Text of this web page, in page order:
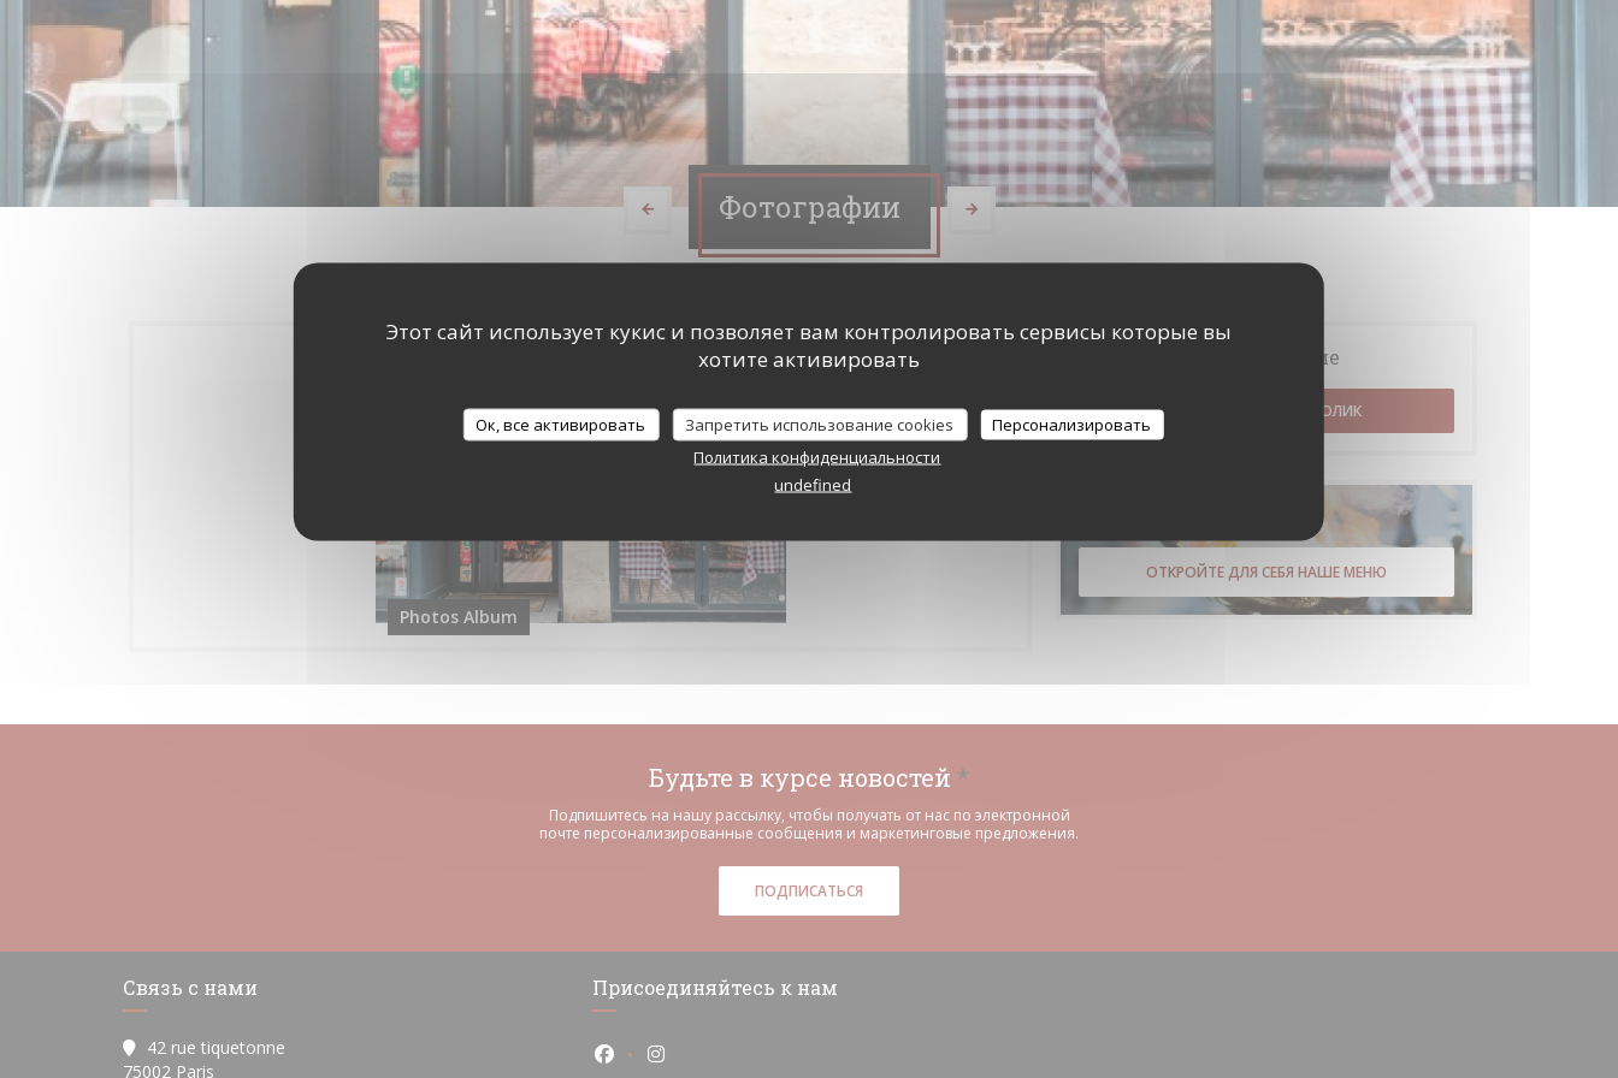
Этот сайт использует кукис и позволяет вам контролировать сервисы которые вы
хотите активировать
Ок, все активировать Запретить использование cookies
Персонализировать
Политика конфиденциальности
undefined
Фотографии
Photos Album
Бронирование
ЗАБРОНИРОВАТЬ СТОЛИК
ОТКРОЙТЕ ДЛЯ СЕБЯ НАШЕ МЕНЮ
Будьте в курсе новостей *
Подпишитесь на нашу рассылку, чтобы получать от нас по электронной
почте персонализированные сообщения и маркетинговые предложения.
ПОДПИСАТЬСЯ
Связь с нами
42 rue tiquetonne
75002 Paris
Присоединяйтесь к нам
Facebook ((открывается в новом окне))
Instagram ((открывается в новом окне))